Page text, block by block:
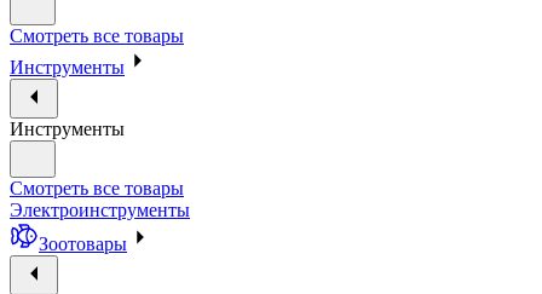
Смотреть все товары
Инструменты
Инструменты
Смотреть все товары
Электроинструменты
Зоотовары